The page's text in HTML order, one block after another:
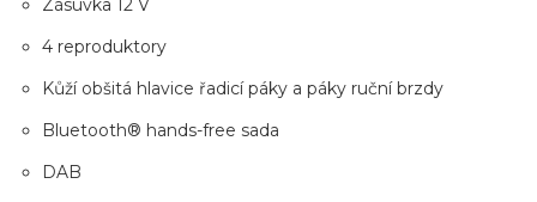
Zásuvka 12 V
4 reproduktory
Kůží obšitá hlavice řadicí páky a páky ruční brzdy
Bluetooth® hands-free sada
DAB